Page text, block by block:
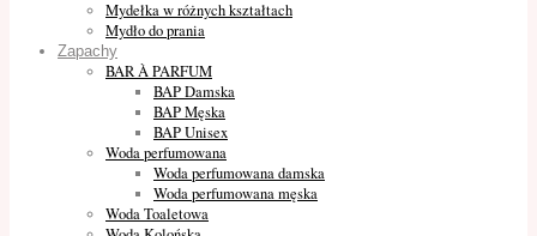
Mydełka w różnych kształtach
Mydło do prania
Zapachy
BAR À PARFUM
BAP Damska
BAP Męska
BAP Unisex
Woda perfumowana
Woda perfumowana damska
Woda perfumowana męska
Woda Toaletowa